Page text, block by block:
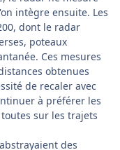
intègre ensuite. Les
dont le radar
poteaux
Ces mesures
obtenues
de recaler avec
à préférer les
sur les trajets
des